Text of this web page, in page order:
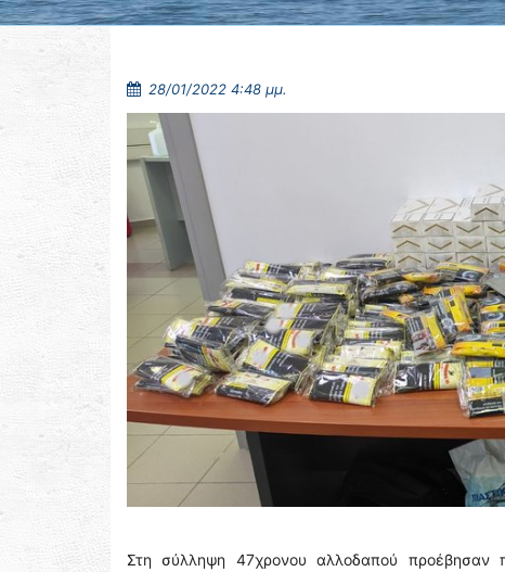
28/01/2022 4:48 μμ.
Στη σύλληψη 47χρονου αλλοδαπού προέβησαν